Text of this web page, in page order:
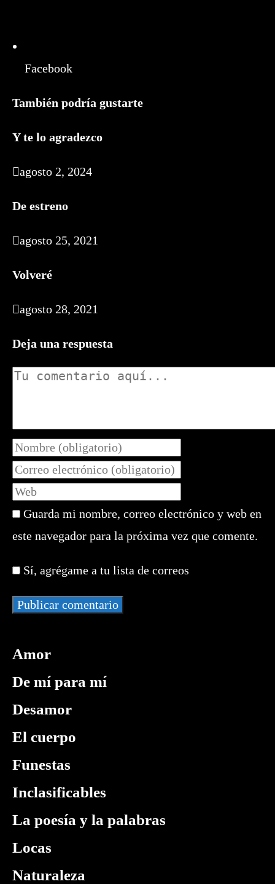
Facebook
También podría gustarte
Y te lo agradezco
agosto 2, 2024
De estreno
agosto 25, 2021
Volveré
agosto 28, 2021
Deja una respuesta
Comentario
Introduce
tu
nombre
o
de
usuario
comentar
Introduce
tu
dirección
de
electrónico
comentar
Introduce
la
URL
de
web
(opcional)
Guarda mi nombre, correo electrónico y web en
este navegador para la próxima vez que comente.
Sí, agrégame a tu lista de correos
Amor
De mí para mí
Desamor
El cuerpo
Funestas
Inclasificables
La poesía y la palabras
Locas
Naturaleza